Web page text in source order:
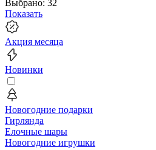
Выбрано: 32
Показать
Акция месяца
Новинки
Новогодние подарки
Гирлянда
Елочные шары
Новогодние игрушки